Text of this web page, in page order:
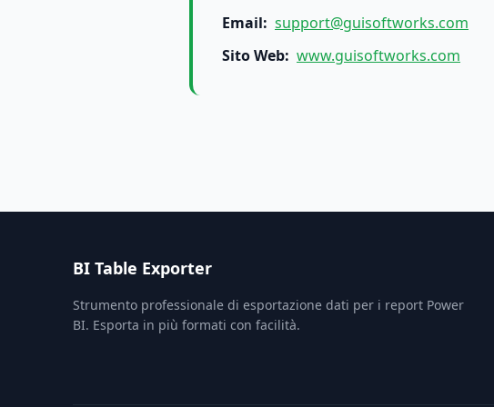
Email: support@guisoftworks.com
Sito Web: www.guisoftworks.com
BI Table Exporter
Strumento professionale di esportazione dati per i report Power
BI. Esporta in più formati con facilità.